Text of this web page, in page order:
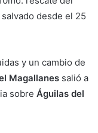
desde el 25
y un cambio de
Magallanes salió a
sobre Águilas del